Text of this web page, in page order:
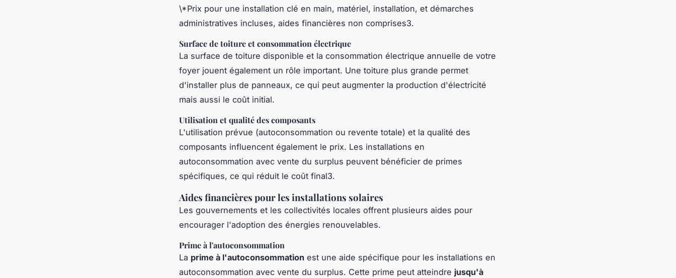
\*Prix pour une installation clé en main, matériel, installation, et démarches
administratives incluses, aides financières non comprises3.
Surface de toiture et consommation électrique
La surface de toiture disponible et la consommation électrique annuelle de votre
foyer jouent également un rôle important. Une toiture plus grande permet
d'installer plus de panneaux, ce qui peut augmenter la production d'électricité
mais aussi le coût initial.
Utilisation et qualité des composants
L'utilisation prévue (autoconsommation ou revente totale) et la qualité des
composants influencent également le prix. Les installations en
autoconsommation avec vente du surplus peuvent bénéficier de primes
spécifiques, ce qui réduit le coût final3.
Aides financières pour les installations solaires
Les gouvernements et les collectivités locales offrent plusieurs aides pour
encourager l'adoption des énergies renouvelables.
Prime à l'autoconsommation
La prime à l'autoconsommation est une aide spécifique pour les installations en
autoconsommation avec vente du surplus. Cette prime peut atteindre jusqu'à